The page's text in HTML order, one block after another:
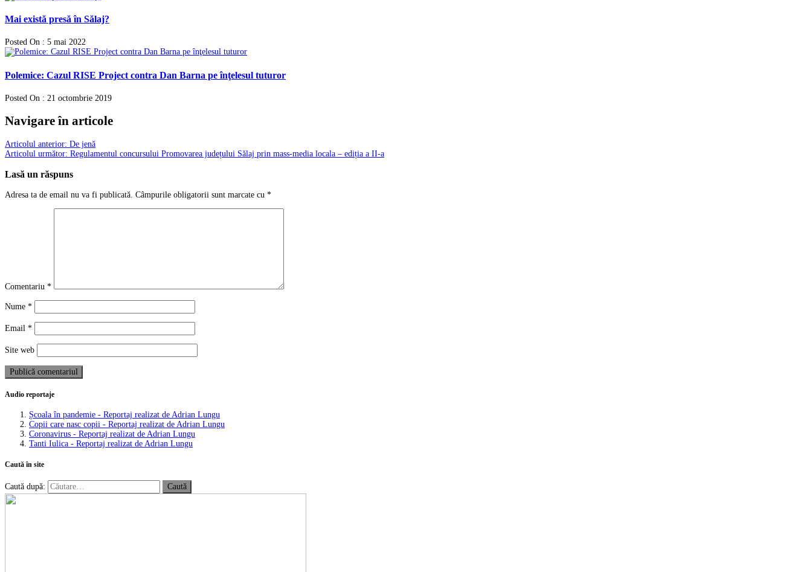
Mai există presă în Sălaj?
Posted On : 5 mai 2022
Polemice: Cazul RISE Project contra Dan Barna pe înţelesul tuturor
Posted On : 21 octombrie 2019
Navigare în articole
Articolul anterior: De jenă
Articolul următor: Regulamentul concursului Promovarea județului Sălaj prin mass-media locala – ediția a II-a
Lasă un răspuns
Adresa ta de email nu va fi publicată. Câmpurile obligatorii sunt marcate cu *
Comentariu *
Nume *
Email *
Site web
Audio reportaje
Școala în pandemie - Reportaj realizat de Adrian Lungu
Copii care nasc copii - Reportaj realizat de Adrian Lungu
Coronavirus - Reportaj realizat de Adrian Lungu
Tanti Iulica - Reportaj realizat de Adrian Lungu
Caută în site
Caută după: